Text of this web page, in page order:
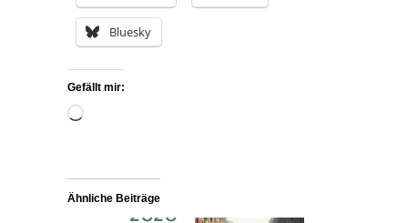
Bluesky
Gefällt mir:
Wird
Ähnliche Beiträge